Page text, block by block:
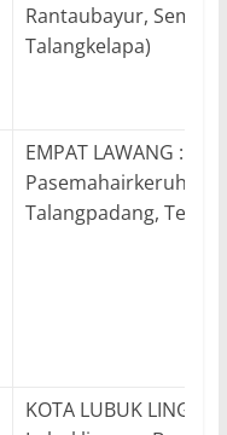
Rantaubayur,
Talangkelapa)
EMPAT LAWANG :
Pasemahairkeruh,
Talangpadang,
KOTA LUBUK